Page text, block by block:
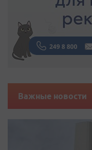
Важные новости